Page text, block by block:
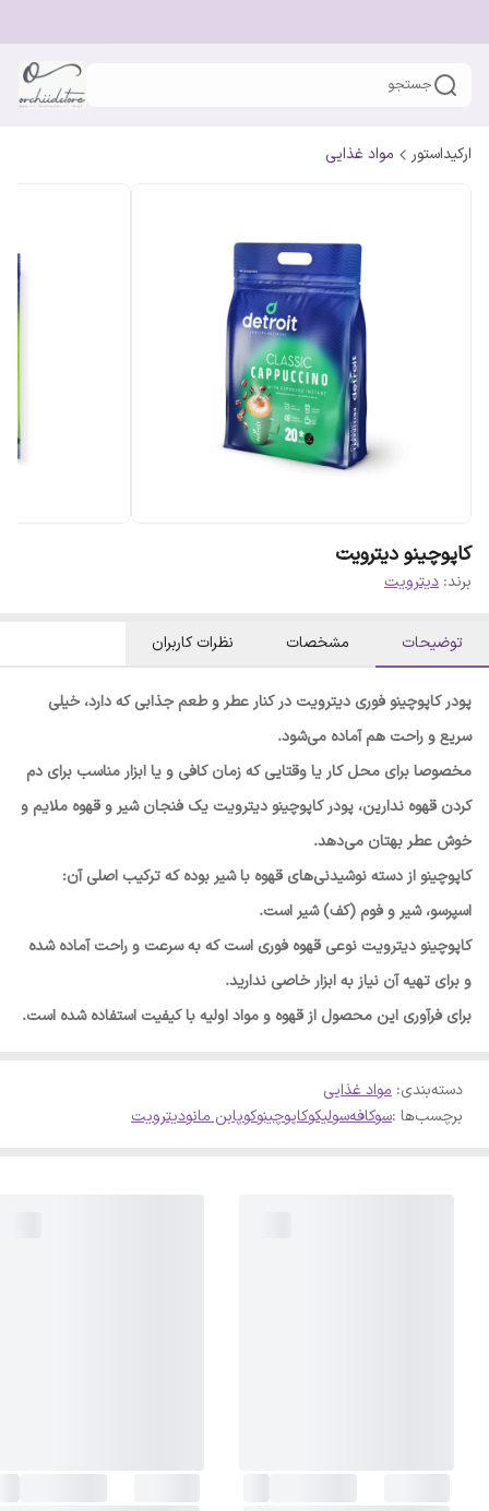
جستجو
ارکیداستور مواد غذایی
کاپوچینو دیترویت
برند: دیترویت
توضیحات مشخصات نظرات کاربران
پودر کاپوچینو فوری دیترویت در کنار عطر و طعم جذابی که دارد، خیلی
سریع و راحت هم آماده می‌شود.
مخصوصا برای محل کار یا وقتایی که زمان کافی و یا ابزار مناسب برای دم
کردن قهوه ندارین، پودر کاپوچینو دیترویت یک فنجان شیر و قهوه ملایم و
خوش عطر بهتان می‌دهد.
کاپوچینو از دسته نوشیدنی‌های قهوه با شیر بوده که ترکیب اصلی آن:
اسپرسو، شیر و فوم (کف) شیر است.
کاپوچینو دیترویت نوعی قهوه فوری است که به سرعت و راحت آماده شده
و برای تهیه آن نیاز به ابزار خاصی ندارید.
برای فرآوری این محصول از قهوه و مواد اولیه با کیفیت استفاده شده است.
دسته‌بندی: مواد غذایی
برچسب‌ها :سوکافهسولیکوکاپوچینوکوپابن مانودیترویت